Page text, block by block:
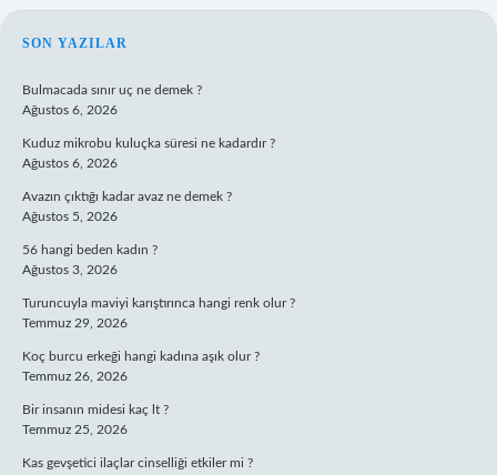
SIDEBAR
SON YAZILAR
Bulmacada sınır uç ne demek ?
Ağustos 6, 2026
Kuduz mikrobu kuluçka süresi ne kadardır ?
Ağustos 6, 2026
Avazın çıktığı kadar avaz ne demek ?
Ağustos 5, 2026
56 hangi beden kadın ?
Ağustos 3, 2026
Turuncuyla maviyi karıştırınca hangi renk olur ?
Temmuz 29, 2026
Koç burcu erkeği hangi kadına aşık olur ?
Temmuz 26, 2026
Bir insanın midesi kaç lt ?
Temmuz 25, 2026
Kas gevşetici ilaçlar cinselliği etkiler mi ?